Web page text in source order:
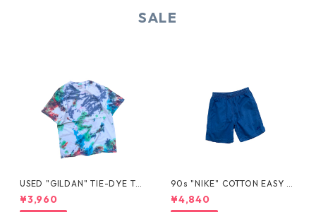
SALE
USED "GILDAN" TIE-DYE TE
E
¥3,960
90s "NIKE" COTTON EASY S
HORTS
¥4,840